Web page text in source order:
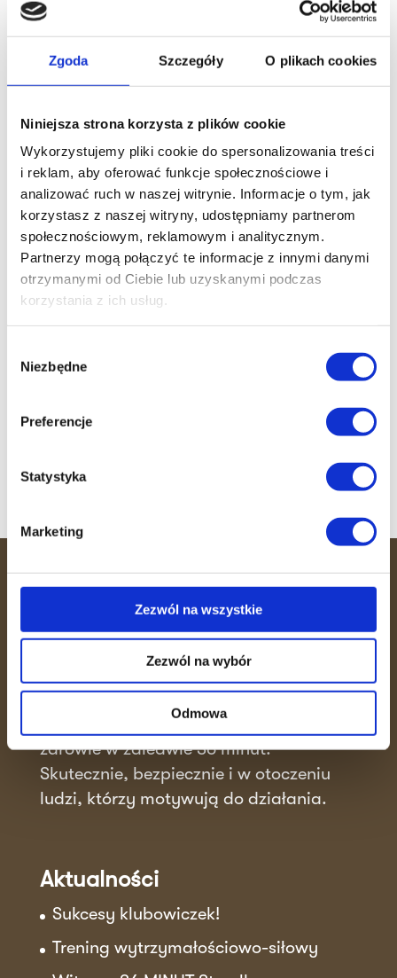
Zgoda Szczegóły O plikach cookies
Niniejsza strona korzysta z plików cookie
Wykorzystujemy pliki cookie do spersonalizowania treści
i reklam, aby oferować funkcje społecznościowe i
analizować ruch w naszej witrynie. Informacje o tym, jak
korzystasz z naszej witryny, udostępniamy partnerom
społecznościowym, reklamowym i analitycznym.
Partnerzy mogą połączyć te informacje z innymi danymi
otrzymanymi od Ciebie lub uzyskanymi podczas
korzystania z ich usług.
zgody
Niezbędne
Preferencje
Statystyka
Marketing
Zezwól na wszystkie
Zezwól na wybór
Odmowa
psami, a podczas treningów towarzyszy mi hip-
hop.
Darmowy trening
wprowadzający
dziś i umów się na pierwszą sesję z naszym
36 MINUT
spotyka się ze wspierającą atmosferą.
Dzięki unikalnemu systemowi
treningowemu, opiece trenerów i
fizjoterapeutów pomagamy Ci dbać o
zdrowie w zaledwie 36 minut.
Skutecznie, bezpiecznie i w otoczeniu
ludzi, którzy motywują do działania.
Aktualności
Sukcesy klubowiczek!
Trening wytrzymałościowo-siłowy